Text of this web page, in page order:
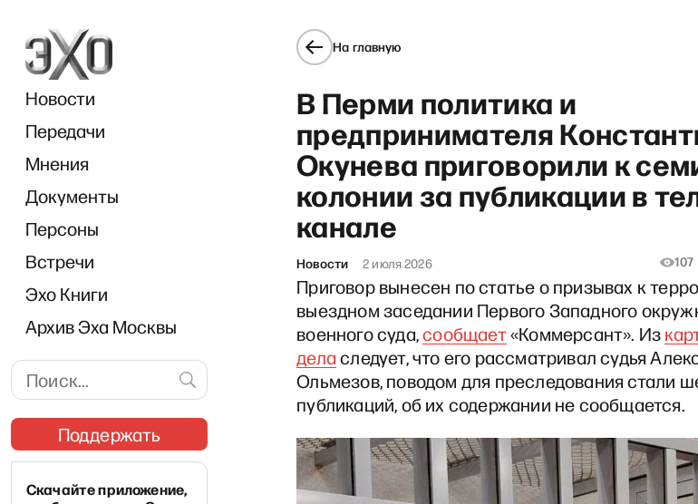
Новости
Передачи
Мнения
Документы
Персоны
Встречи
Эхо Книги
Архив Эха Москвы
Поддержать
Скачайте приложение,
На главную
В Перми политика и
предпринимателя
Окунева приговорили к
колонии за публикации в
канале
Новости 2 июля 2026 107
Приговор вынесен по статье о призывах к
выездном заседании Первого Западного
военного суда,сообщает«Коммерсант». Из
деласледует, что его рассматривал судья
Ольмезов, поводом для преследования стали
публикаций, об их содержании не сообщается.
РЗВРТ с Антоном